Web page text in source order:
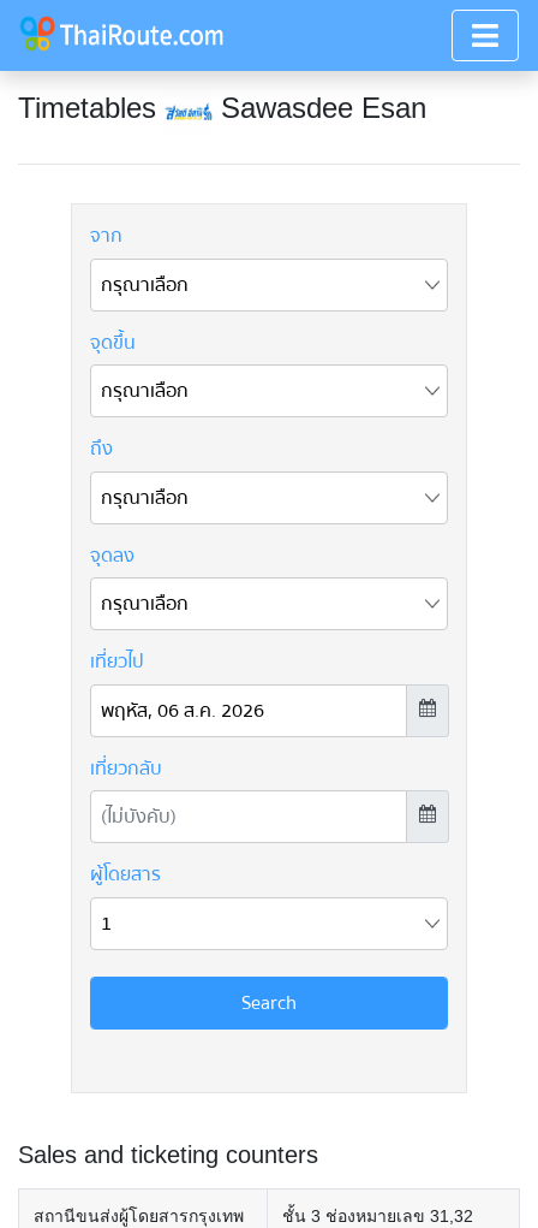
Timetables Sawasdee Esan
Sales and ticketing counters
สถานีขนส่งผู้โดยสารกรุงเทพ
ชั้น 3 ช่องหมายเลข 31,32